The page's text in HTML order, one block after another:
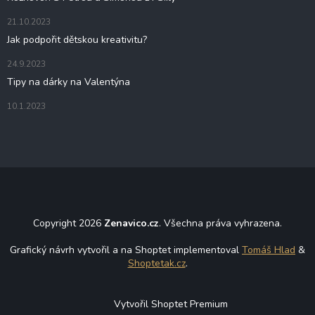
21.10.2023
Jak podpořit dětskou kreativitu?
24.9.2023
Tipy na dárky na Valentýna
10.1.2023
Copyright 2026 Zenavico.cz. Všechna práva vyhrazena.
Grafický návrh vytvořil a na Shoptet implementoval Tomáš Hlad &
Shoptetak.cz.
Vytvořil Shoptet Premium